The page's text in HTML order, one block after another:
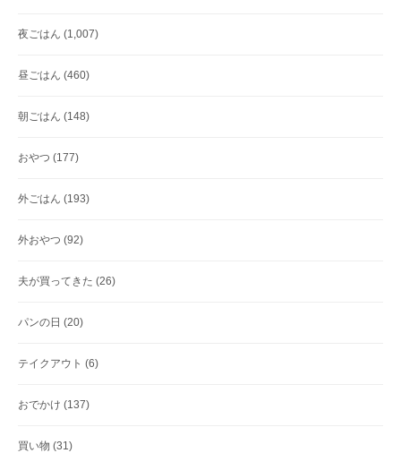
夜ごはん (1,007)
昼ごはん (460)
朝ごはん (148)
おやつ (177)
外ごはん (193)
外おやつ (92)
夫が買ってきた (26)
パンの日 (20)
テイクアウト (6)
おでかけ (137)
買い物 (31)